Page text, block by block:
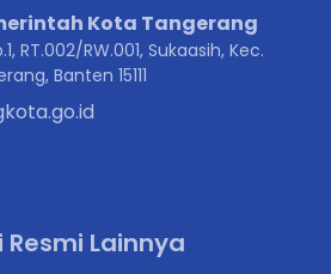
Kota Tangerang
RT.002/RW.001, Sukaasih, Kec.
Banten 15111
Lainnya